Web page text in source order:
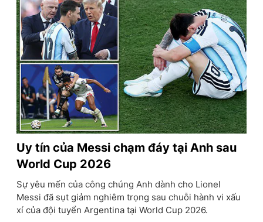
Uy tín của Messi chạm đáy tại Anh sau
World Cup 2026
Sự yêu mến của công chúng Anh dành cho Lionel
Messi đã sụt giảm nghiêm trọng sau chuỗi hành vi xấu
xí của đội tuyển Argentina tại World Cup 2026.